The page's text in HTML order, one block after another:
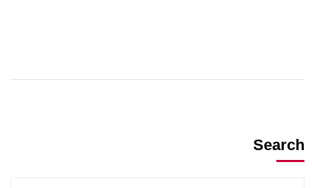
Search